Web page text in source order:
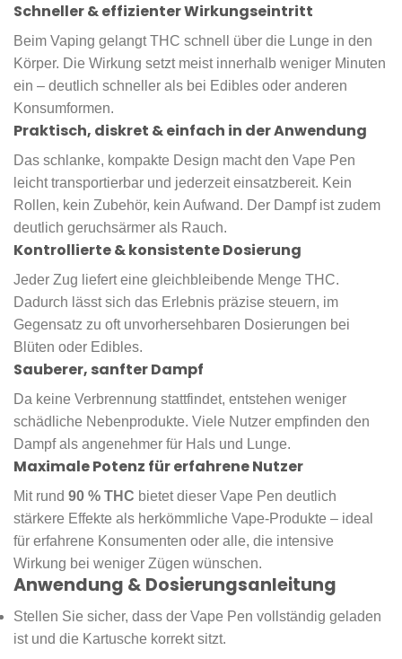
Schneller & effizienter Wirkungseintritt
Beim Vaping gelangt THC schnell über die Lunge in den
Körper. Die Wirkung setzt meist innerhalb weniger Minuten
ein – deutlich schneller als bei Edibles oder anderen
Konsumformen.
Praktisch, diskret & einfach in der Anwendung
Das schlanke, kompakte Design macht den Vape Pen
leicht transportierbar und jederzeit einsatzbereit. Kein
Rollen, kein Zubehör, kein Aufwand. Der Dampf ist zudem
deutlich geruchsärmer als Rauch.
Kontrollierte & konsistente Dosierung
Jeder Zug liefert eine gleichbleibende Menge THC.
Dadurch lässt sich das Erlebnis präzise steuern, im
Gegensatz zu oft unvorhersehbaren Dosierungen bei
Blüten oder Edibles.
Sauberer, sanfter Dampf
Da keine Verbrennung stattfindet, entstehen weniger
schädliche Nebenprodukte. Viele Nutzer empfinden den
Dampf als angenehmer für Hals und Lunge.
Maximale Potenz für erfahrene Nutzer
Mit rund 90 % THC bietet dieser Vape Pen deutlich
stärkere Effekte als herkömmliche Vape-Produkte – ideal
für erfahrene Konsumenten oder alle, die intensive
Wirkung bei weniger Zügen wünschen.
Anwendung & Dosierungsanleitung
Stellen Sie sicher, dass der Vape Pen vollständig geladen
ist und die Kartusche korrekt sitzt.